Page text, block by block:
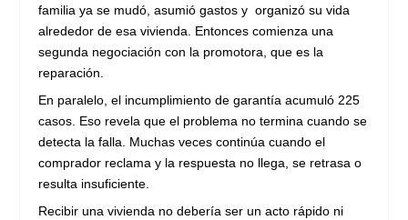
familia ya se mudó, asumió gastos y organizó su vida
alrededor de esa vivienda. Entonces comienza una
segunda negociación con la promotora, que es la
reparación.
En paralelo, el incumplimiento de garantía acumuló 225
casos. Eso revela que el problema no termina cuando se
detecta la falla. Muchas veces continúa cuando el
comprador reclama y la respuesta no llega, se retrasa o
resulta insuficiente.
Recibir una vivienda no debería ser un acto rápido ni